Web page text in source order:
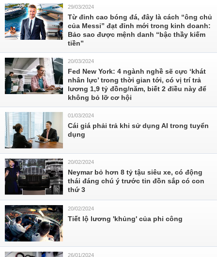
29/03/2024
Từ đỉnh cao bóng đá, đây là cách “ông chủ
của Messi” đạt đỉnh mới trong kinh doanh:
Bảo sao được mệnh danh “bậc thầy kiếm
tiền”
20/03/2024
Fed New York: 4 ngành nghề sẽ cực ‘khát
nhân lực’ trong thời gian tới, có vị trí trả
lương 1,9 tỷ đồng/năm, biết 2 điều này để
không bỏ lỡ cơ hội
01/03/2024
Cái giá phải trả khi sử dụng AI trong tuyển
dụng
20/02/2024
Neymar bỏ hơn 8 tỷ tậu siêu xe, có động
thái đáng chú ý trước tin đồn sắp có con
thứ 3
20/02/2024
Tiết lộ lương 'khủng' của phi công
26/01/2024